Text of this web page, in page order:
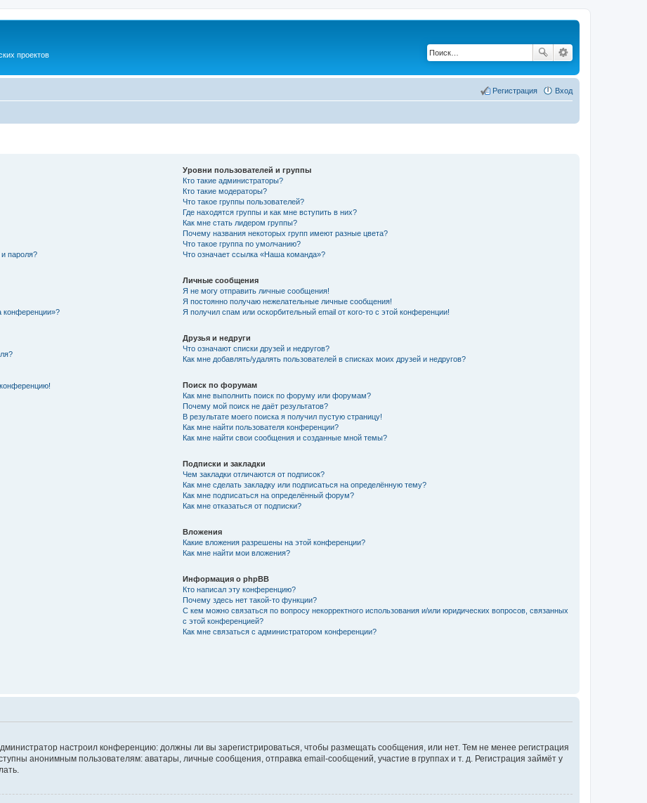
проектов
Вход
Регистрация
пароля?
конференции»?
Уровни пользователей и группы
Кто такие администраторы?
Кто такие модераторы?
Что такое группы пользователей?
Где находятся группы и как мне вступить в них?
Как мне стать лидером группы?
Почему названия некоторых групп имеют разные цвета?
Что такое группа по умолчанию?
Что означает ссылка «Наша команда»?
Личные сообщения
Я не могу отправить личные сообщения!
Я постоянно получаю нежелательные личные сообщения!
Я получил спам или оскорбительный email от кого-то с этой конференции!
Друзья и недруги
Что означают списки друзей и недругов?
Как мне добавлять/удалять пользователей в списках моих друзей и недругов?
Поиск по форумам
Как мне выполнить поиск по форуму или форумам?
Почему мой поиск не даёт результатов?
В результате моего поиска я получил пустую страницу!
Как мне найти пользователя конференции?
Как мне найти свои сообщения и созданные мной темы?
Подписки и закладки
Чем закладки отличаются от подписок?
Как мне сделать закладку или подписаться на определённую тему?
Как мне подписаться на определённый форум?
Как мне отказаться от подписки?
Вложения
Какие вложения разрешены на этой конференции?
Как мне найти мои вложения?
Информация о phpBB
Кто написал эту конференцию?
Почему здесь нет такой-то функции?
С кем можно связаться по вопросу некорректного использования и/или юридических вопросов, связанных
с этой конференцией?
Как мне связаться с администратором конференции?
настроил конференцию: должны ли вы зарегистрироваться, чтобы размещать сообщения, или нет. Тем не менее регистрация
анонимным пользователям: аватары, личные сообщения, отправка email-сообщений, участие в группах и т. д. Регистрация займёт у